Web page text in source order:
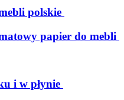
polskie
papier do mebli
i w płynie